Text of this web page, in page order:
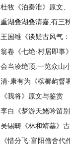
杜牧《泊秦淮》原文
王国维《谈疑古风气：
翁卷《七绝·村居即事
《我将》原文与鉴赏
李白《梦游天姥吟留
吴锡畴《林和靖墓》